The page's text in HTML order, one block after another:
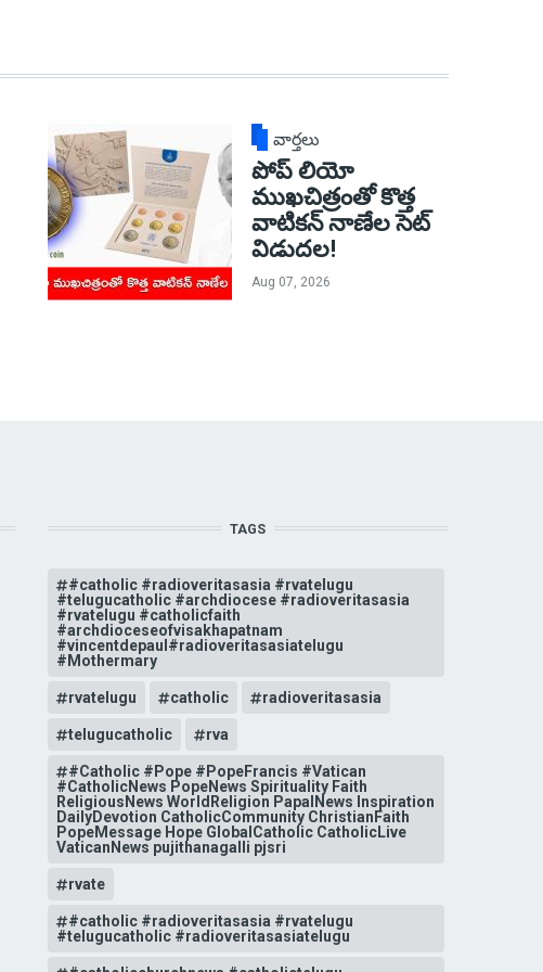
వార్తలు
పోప్ లియో
ముఖచిత్రంతో కొత్త
వాటికన్ నాణేల సెట్
విడుదల!
Aug 07, 2026
TAGS
#catholic #radioveritasasia #rvatelugu
#telugucatholic #archdiocese #radioveritasasia
#rvatelugu #catholicfaith
#archdioceseofvisakhapatnam
#vincentdepaul#radioveritasasiatelugu
#Mothermary
rvatelugu catholic radioveritasasia
telugucatholic rva
#Catholic #Pope #PopeFrancis #Vatican
#CatholicNews PopeNews Spirituality Faith
ReligiousNews WorldReligion PapalNews Inspiration
DailyDevotion CatholicCommunity ChristianFaith
PopeMessage Hope GlobalCatholic CatholicLive
VaticanNews pujithanagalli pjsri
rvate
#catholic #radioveritasasia #rvatelugu
#telugucatholic #radioveritasasiatelugu